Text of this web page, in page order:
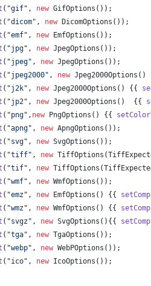
( "gif" , new GifOptions ());
( "dicom" , new DicomOptions ());
( "emf" , new EmfOptions ());
( "jpg" , new JpegOptions ());
( "jpeg" , new JpegOptions ());
( "jpeg2000" , new Jpeg2000Options ()
( "j2k" , new Jpeg2000Options () {{
( "jp2" , new Jpeg2000Options ()  {{
( "png" , new PngOptions () {{
( "apng" , new ApngOptions ());
( "svg" , new SvgOptions ());
( "tiff" , new TiffOptions (
( "tif" , new TiffOptions (
( "wmf" , new WmfOptions ());
( "emz" , new EmfOptions () {{
( "wmz" , new WmfOptions () {{
( "svgz" , new SvgOptions (){{
( "tga" , new TgaOptions ());
( "webp" , new WebPOptions ());
( "ico" , new IcoOptions ());